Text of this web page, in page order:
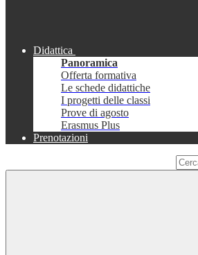
Didattica
Panoramica
Offerta formativa
Le schede didattiche
I progetti delle classi
Prove di agosto
Erasmus Plus
Prenotazioni